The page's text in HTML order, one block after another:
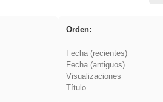
Orden:
Fecha (recientes)
Fecha (antiguos)
Visualizaciones
Título